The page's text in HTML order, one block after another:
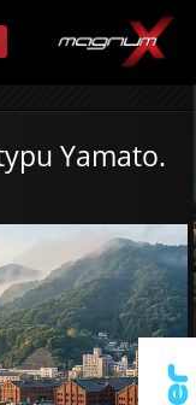
Yamato.